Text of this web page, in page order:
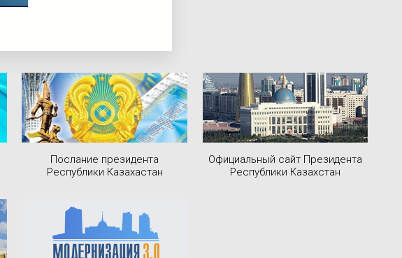
Послание президента
Республики Казахастан
Официальный сайт Президента
Республики Казахстан